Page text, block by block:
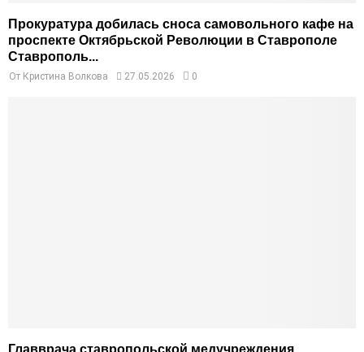
Прокуратура добилась сноса самовольного кафе на
проспекте Октябрьской Революции в Ставрополе
Ставрополь...
От Кристина Волкова 27.05.2026 0